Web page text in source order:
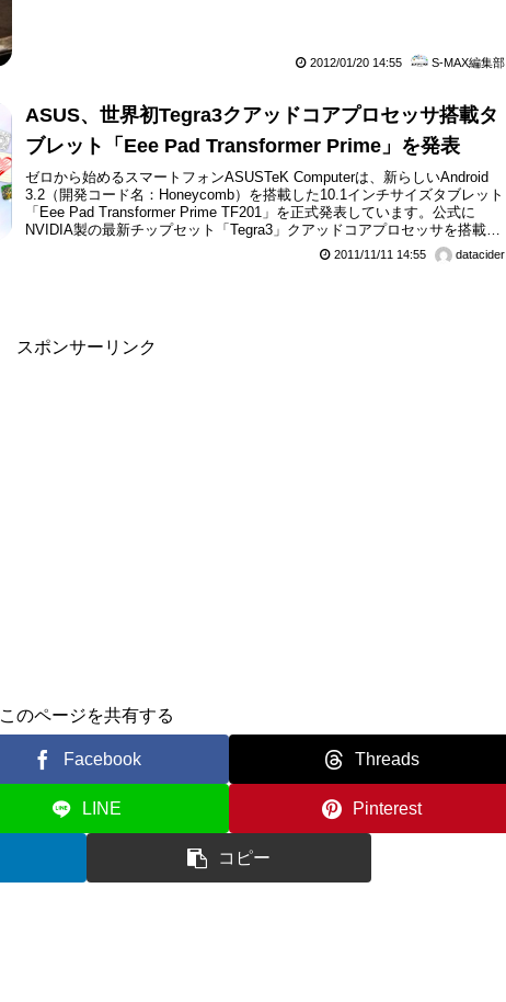
2012/01/20 14:55 S-MAX編集部
ASUS、世界初Tegra3クアッドコアプロセッサ搭載タ
ブレット「Eee Pad Transformer Prime」を発表
ゼロから始めるスマートフォンASUSTeK Computerは、新らしいAndroid
3.2（開発コード名：Honeycomb）を搭載した10.1インチサイズタブレット
「Eee Pad Transformer Prime TF201」を正式発表しています。公式に
NVIDIA製の最新チップセット「Tegra3」クアッドコアプロセッサを搭載し
た世界初のタブレットとなります。発売時期は、12月を予定しているという
ことで、価格は、32GBが499ドル、64GBが599ドルとなってい...
2011/11/11 14:55 datacider
スポンサーリンク
このページを共有する
Facebook Threads
LINE Pinterest
コピー